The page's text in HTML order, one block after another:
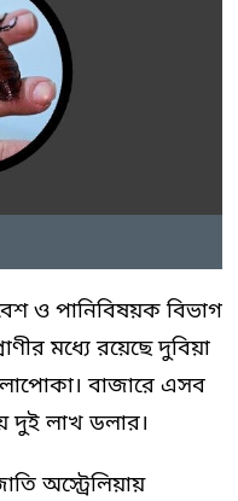
ও পানিবিষয়ক বিভাগ
মধ্যে রয়েছে দুবিয়া
বাজারে এসব
দুই লাখ ডলার।
অস্ট্রেলিয়ায়